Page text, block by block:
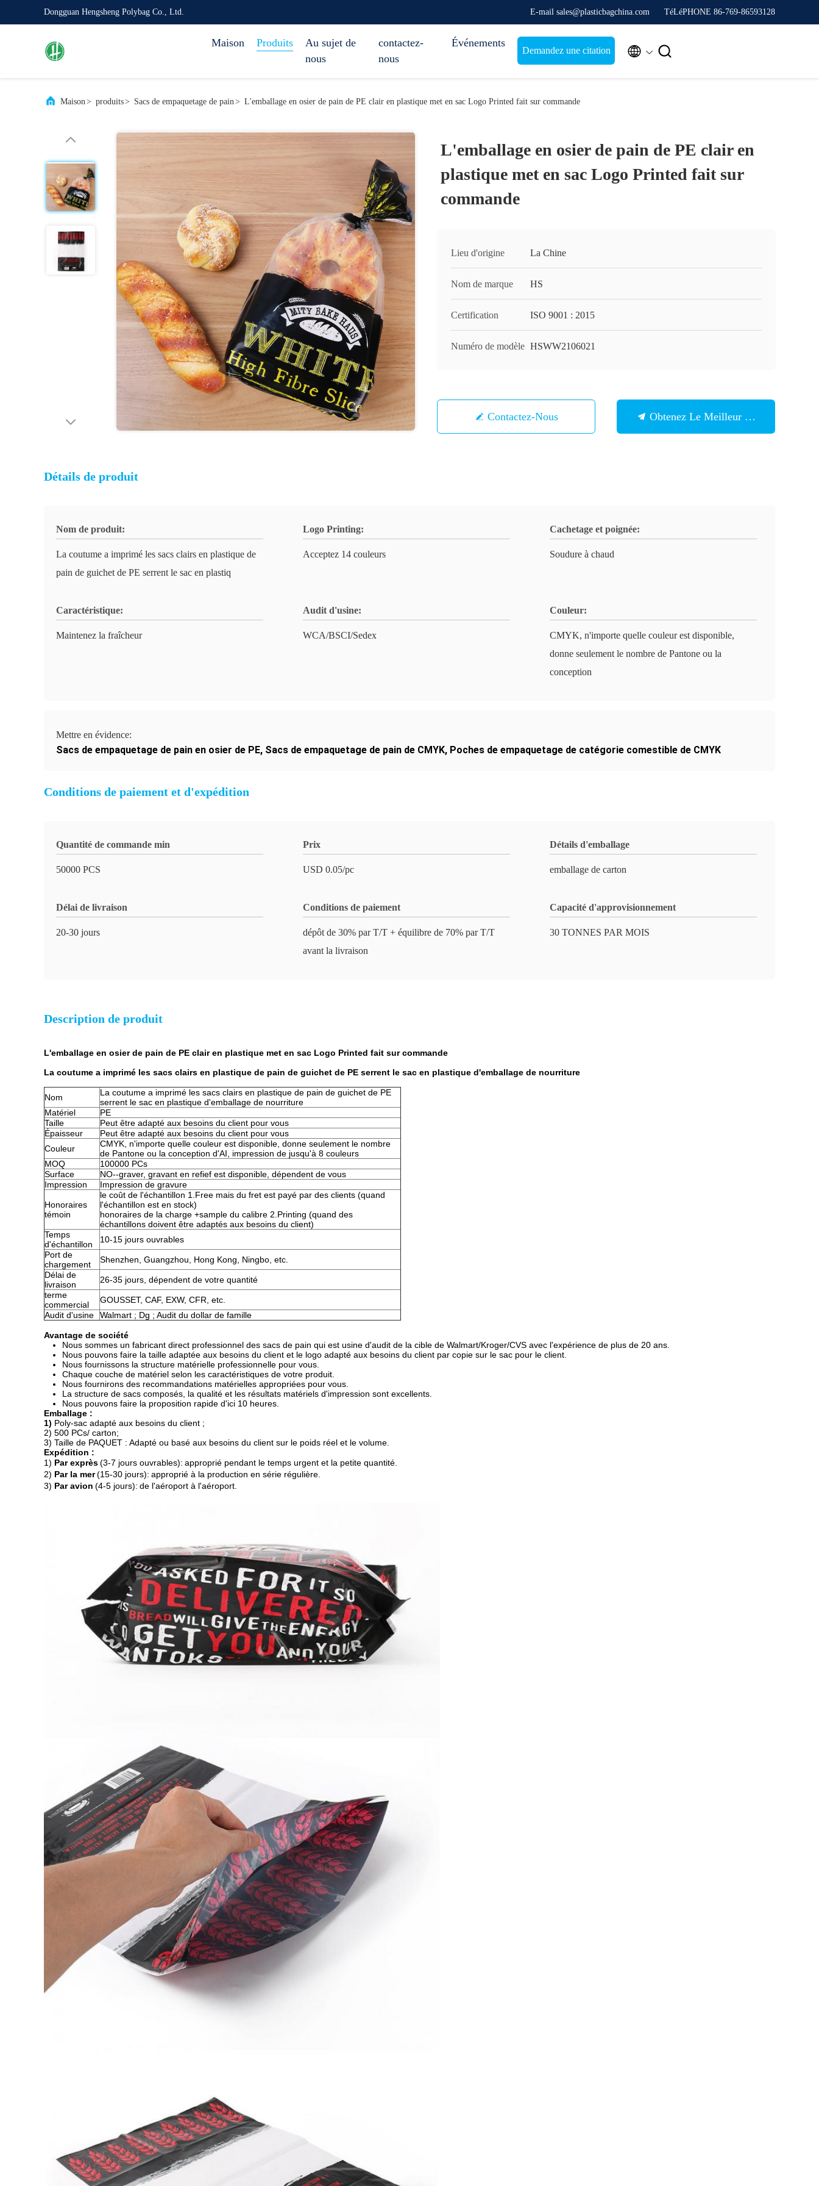
Dongguan Hengsheng Polybag Co., Ltd. E-mail sales@plasticbagchina.com TéLéPHONE 86-769-86593128
Maison Produits
Au sujet de
nous
contactez-
nous
Événements
Demandez une citation  
Maison> produits> Sacs de empaquetage de pain> L'emballage en osier de pain de PE clair en plastique met en sac Logo Printed fait sur commande
L'emballage en osier de pain de PE clair en
plastique met en sac Logo Printed fait sur
commande
Lieu d'origine La Chine
Nom de marque HS
Certification ISO 9001 : 2015
Numéro de modèle HSWW2106021
Contactez-Nous Obtenez Le Meilleur Prix
Détails de produit
Nom de produit:
La coutume a imprimé les sacs clairs en plastique de
pain de guichet de PE serrent le sac en plastiq
Logo Printing:
Acceptez 14 couleurs
Cachetage et poignée:
Soudure à chaud
Caractéristique:
Maintenez la fraîcheur
Audit d'usine:
WCA/BSCI/Sedex
Couleur:
CMYK, n'importe quelle couleur est disponible,
donne seulement le nombre de Pantone ou la
conception
Mettre en évidence:
Sacs de empaquetage de pain en osier de PE, Sacs de empaquetage de pain de CMYK, Poches de empaquetage de catégorie comestible de CMYK
Conditions de paiement et d'expédition
Quantité de commande min
50000 PCS
Prix
USD 0.05/pc
Détails d'emballage
emballage de carton
Délai de livraison
20-30 jours
Conditions de paiement
dépôt de 30% par T/T + équilibre de 70% par T/T
avant la livraison
Capacité d'approvisionnement
30 TONNES PAR MOIS
Description de produit
L'emballage en osier de pain de PE clair en plastique met en sac Logo Printed fait sur commande
La coutume a imprimé les sacs clairs en plastique de pain de guichet de PE serrent le sac en plastique d'emballage de nourriture
Nom
La coutume a imprimé les sacs clairs en plastique de pain de guichet de PE
serrent le sac en plastique d'emballage de nourriture
Matériel
PE
Taille
Peut être adapté aux besoins du client pour vous
Épaisseur
Peut être adapté aux besoins du client pour vous
Couleur
CMYK, n'importe quelle couleur est disponible, donne seulement le nombre
de Pantone ou la conception d'AI, impression de jusqu'à 8 couleurs
MOQ
100000 PCs
Surface
NO--graver, gravant en refief est disponible, dépendent de vous
Impression
Impression de gravure
Honoraires
témoin
le coût de l'échantillon 1.Free mais du fret est payé par des clients (quand
l'échantillon est en stock)
honoraires de la charge +sample du calibre 2.Printing (quand des
échantillons doivent être adaptés aux besoins du client)
Temps
d'échantillon
10-15 jours ouvrables
Port de
chargement
Shenzhen, Guangzhou, Hong Kong, Ningbo, etc.
Délai de
livraison
26-35 jours, dépendent de votre quantité
terme
commercial
GOUSSET, CAF, EXW, CFR, etc.
Audit d'usine
Walmart ; Dg ; Audit du dollar de famille
Avantage de société
Nous sommes un fabricant direct professionnel des sacs de pain qui est usine d'audit de la cible de Walmart/Kroger/CVS avec l'expérience de plus de 20 ans.
Nous pouvons faire la taille adaptée aux besoins du client et le logo adapté aux besoins du client par copie sur le sac pour le client.
Nous fournissons la structure matérielle professionnelle pour vous.
Chaque couche de matériel selon les caractéristiques de votre produit.
Nous fournirons des recommandations matérielles appropriées pour vous.
La structure de sacs composés, la qualité et les résultats matériels d'impression sont excellents.
Nous pouvons faire la proposition rapide d'ici 10 heures.
Emballage :
1) Poly-sac adapté aux besoins du client ;
2) 500 PCs/ carton;
3) Taille de PAQUET : Adapté ou basé aux besoins du client sur le poids réel et le volume.
Expédition :
1) Par exprès(3-7 jours ouvrables): approprié pendant le temps urgent et la petite quantité.
2) Par la mer(15-30 jours): approprié à la production en série régulière.
3) Par avion (4-5 jours): de l'aéroport à l'aéroport.